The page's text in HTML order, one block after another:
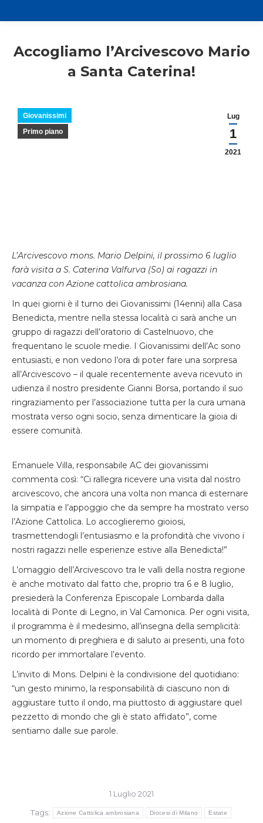
Accogliamo l’Arcivescovo Mario
a Santa Caterina!
Lug
1
2021
Giovanissimi
Primo piano
L’Arcivescovo mons. Mario Delpini, il prossimo 6 luglio
farà visita a S. Caterina Valfurva (So) ai ragazzi in
vacanza con Azione cattolica ambrosiana.
In quei giorni è il turno dei Giovanissimi (14enni) alla Casa
Benedicta, mentre nella stessa località ci sarà anche un
gruppo di ragazzi dell’oratorio di Castelnuovo, che
frequentano le scuole medie. I Giovanissimi dell’Ac sono
entusiasti, e non vedono l’ora di poter fare una sorpresa
all’Arcivescovo – il quale recentemente aveva ricevuto in
udienza il nostro presidente Gianni Borsa, portando il suo
ringraziamento per l’associazione tutta per la cura umana
mostrata verso ogni socio, senza dimenticare la gioia di
essere comunità.
Emanuele Villa, responsabile AC dei giovanissimi
commenta così: “Ci rallegra ricevere una visita dal nostro
arcivescovo, che ancora una volta non manca di esternare
la simpatia e l’appoggio che da sempre ha mostrato verso
l’Azione Cattolica. Lo accoglieremo gioiosi,
trasmettendogli l’entusiasmo e la profondità che vivono i
nostri ragazzi nelle esperienze estive alla Benedicta!”
L’omaggio dell’Arcivescovo tra le valli della nostra regione
è anche motivato dal fatto che, proprio tra 6 e 8 luglio,
presiederà la Conferenza Episcopale Lombarda dalla
località di Ponte di Legno, in Val Camonica. Per ogni visita,
il programma è il medesimo, all’insegna della semplicità:
un momento di preghiera e di saluto ai presenti, una foto
ricordo per immortalare l’evento.
L’invito di Mons. Delpini è la condivisione del quotidiano:
“un gesto minimo, la responsabilità di ciascuno non di
aggiustare tutto il ondo, ma piuttosto di aggiustare quel
pezzetto di mondo che gli è stato affidato”, come
sentiamo dalle sue parole.
1 Luglio 2021
Tags:
Azione Cattolica ambrosiana Diocesi di Milano Estate